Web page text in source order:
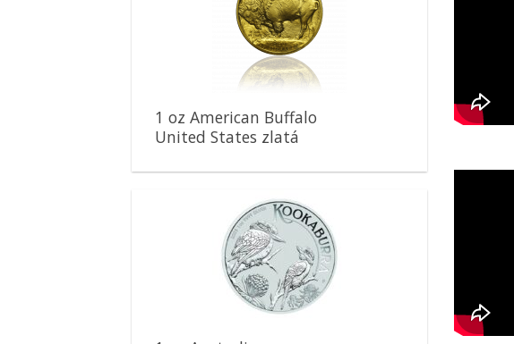
Pridať k
obľúbeným
1 oz American Buffalo
United States zlatá
Pridať k
obľúbeným